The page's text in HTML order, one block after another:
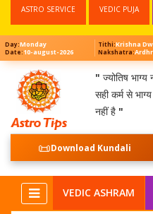
ASTRO SERVICE VEDIC PUJA
Day:Monday
Date:10-august-2026
Tithi:Krishna
Nakshatra:
" ज्योतिष
सही कर्म से
नहीं है "
📜Download Kundali
VEDIC ASHRAM